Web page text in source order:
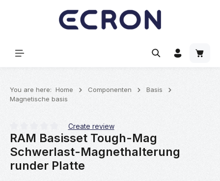
You are here: Home Componenten
Basis
Magnetische basis
Gemiddelde waardering van 0 van 5 sterren
Create review
RAM Basisset Tough-Mag
Schwerlast-Magnethalterung
runder Platte